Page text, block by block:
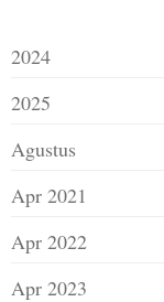
2024
2025
Agustus
Apr 2021
Apr 2022
Apr 2023